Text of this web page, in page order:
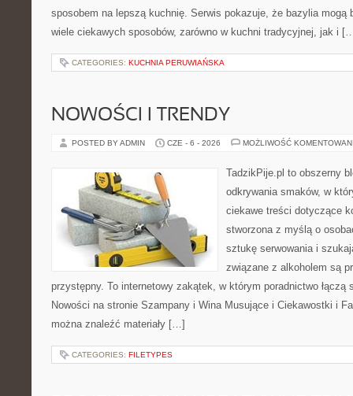
sposobem na lepszą kuchnię. Serwis pokazuje, że bazylia mogą
wiele ciekawych sposobów, zarówno w kuchni tradycyjnej, jak i
CATEGORIES: KUCHNIA PERUWIAŃSKA
NOWOŚCI I TRENDY
POSTED BY ADMIN CZE - 6 - 2026 MOŻLIWOŚĆ
TadzikPije.pl to obszerny
odkrywania smaków, w
ciekawe treści dotyczące
stworzona z myślą o
sztukę serwowania i
związane z alkoholem są
przystępny. To internetowy zakątek, w którym poradnictwo łączą
Nowości na stronie Szampany i Wina Musujące i Ciekawostki i
można znaleźć materiały […]
CATEGORIES: FILETYPES